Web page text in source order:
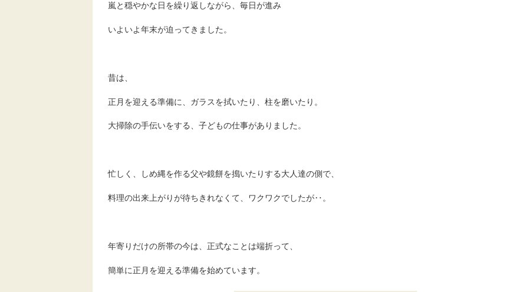
嵐と穏やかな日を繰り返しながら、毎日が進み
いよいよ年末が迫ってきました。
昔は、
正月を迎える準備に、ガラスを拭いたり、柱を磨いたり。
大掃除の手伝いをする、子どもの仕事がありました。
忙しく、しめ縄を作る父や鏡餅を搗いたりする大人達の側で、
料理の出来上がりが待ちきれなくて、ワクワクでしたが‥。
年寄りだけの所帯の今は、正式なことは端折って、
簡単に正月を迎える準備を始めています。